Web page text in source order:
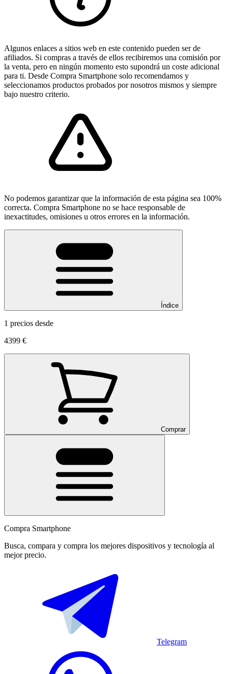
Algunos enlaces a sitios web en este contenido pueden ser de
afiliados. Si compras a través de ellos recibiremos una comisión por
la venta, pero en ningún momento esto supondrá un coste adicional
para ti. Desde Compra Smartphone solo recomendamos y
seleccionamos productos probados por nosotros mismos y siempre
bajo nuestro criterio.
No podemos garantizar que la información de esta página sea 100%
correcta. Compra Smartphone no se hace responsable de
inexactitudes, omisiones u otros errores en la información.
Índice
1 precios desde
4399 €
Comprar
Compra Smartphone
Busca, compara y compra los mejores dispositivos y tecnología al
mejor precio.
Telegram